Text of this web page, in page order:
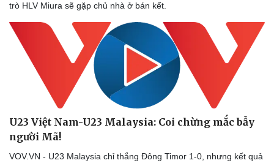
trò HLV Miura sẽ gặp chủ nhà ở bán kết.
U23 Việt Nam-U23 Malaysia: Coi chừng mắc bẫy
người Mã!
VOV.VN - U23 Malaysia chỉ thắng Đông Timor 1-0, nhưng kết quả